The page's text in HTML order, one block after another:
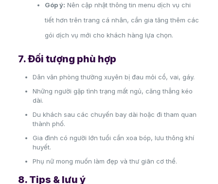
Góp ý: Nên cập nhật thông tin menu dịch vụ chi
tiết hơn trên trang cá nhân, cần gia tăng thêm các
gói dịch vụ mới cho khách hàng lựa chọn.
7. Đối tượng phù hợp
Dân văn phòng thường xuyên bị đau mỏi cổ, vai, gáy.
Những người gặp tình trạng mất ngủ, căng thẳng kéo
dài.
Du khách sau các chuyến bay dài hoặc đi tham quan
thành phố.
Gia đình có người lớn tuổi cần xoa bóp, lưu thông khí
huyết.
Phụ nữ mong muốn làm đẹp và thư giãn cơ thể.
8. Tips & lưu ý